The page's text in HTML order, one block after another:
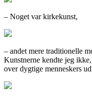
– Noget var kirkekunst,
– andet mere traditionelle
Kunstnerne kendte jeg
over dygtige menneskers